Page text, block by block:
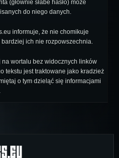
(głównie słabe hasło) może
do niego danych.
informuje, że nie chomikuje
ich nie rozpowszechnia.
wortalu bez widocznych linków
tekstu jest traktowane jako kradzież
o tym dzieląć się informacjami